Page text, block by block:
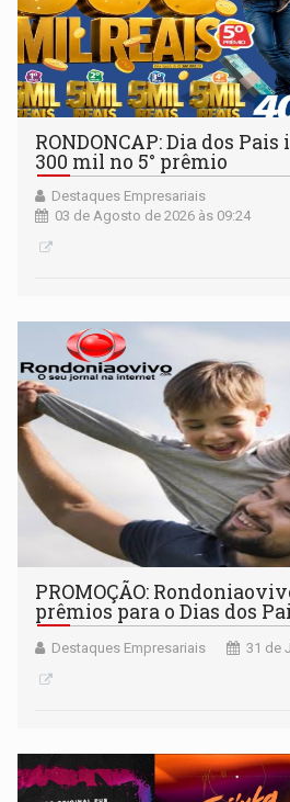
RONDONCAP: Dia dos
300 mil no 5° prêmio
Destaques Empresariais
03 de Agosto de 2026 às 09:24
PROMOÇÃO:
prêmios para o Dias dos
Destaques Empresariais 31 de